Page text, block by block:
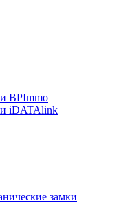
BPImmo
iDATAlink
замки